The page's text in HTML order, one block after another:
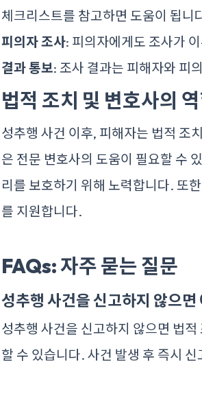
체크리스트를 참고하면 도움이 됩니
피의자 조사: 피의자에게도 조사가
결과 통보: 조사 결과는 피해자와 피
법적 조치 및 변호사의
성추행 사건 이후, 피해자는 법적 조
은 전문 변호사의 도움이 필요할 수
리를 보호하기 위해 노력합니다. 또
를 지원합니다.
FAQs: 자주 묻는 질문
성추행 사건을 신고하지 않으면
성추행 사건을 신고하지 않으면 법
할 수 있습니다. 사건 발생 후 즉시